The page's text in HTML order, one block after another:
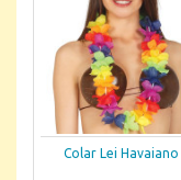
Colar Lei Havaiano